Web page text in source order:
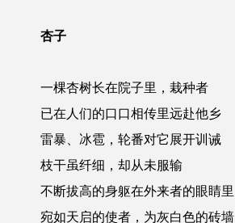
杏子
一棵杏树长在院子里，栽种者
已在人们的口口相传里远赴他乡
雷暴、冰雹，轮番对它展开训诫
枝干虽纤细，却从未服输
不断拔高的身躯在外来者的眼睛里
宛如天启的使者，为灰白色的砖墙